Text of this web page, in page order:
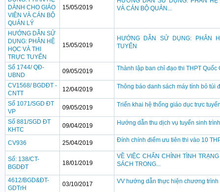
DÀNH CHO GIÁO
VIÊN VÀ CÁN BỘ
QUẢN LÝ
15/05/2019
VÀ CÁN BỘ QUẢN...
HƯỚNG DẪN SỬ
DỤNG: PHÂN HỆ
HỌC VÀ THI
TRỰC TUYẾN
15/05/2019
HƯỚNG DẪN SỬ DỤNG: PHÂN
TUYẾN
Số 1744/ QĐ-
UBND
09/05/2019 Thành lập ban chỉ đạo thi THPT Quốc
CV1568/ BGDĐT -
CNTT
12/04/2019 Thông báo danh sách máy tính bỏ túi
Số 1071/SGD ĐT
VP
09/05/2019 Triển khai hệ thống giáo dục trực
Số 881/SGD ĐT
KHTC
09/04/2019 Hướng dẫn thu dịch vụ tuyển sinh
CV936 25/04/2019 Đính chính điểm ưu tiên thi vào 10
Số: 138/CT-
BGDĐT
18/01/2019
VỀ VIỆC CHẤN CHỈNH TÌNH
SÁCH TRONG...
4612/BGD&ĐT-
GDTrH
03/10/2017 VV hướng dẫn thực hiện chương trình